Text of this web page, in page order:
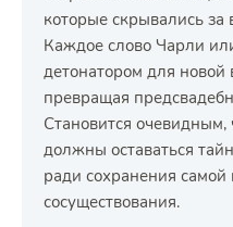
которые скрывались
Каждое слово Чарли
детонатором для
превращая
Становится очевидным,
должны оставаться
ради сохранения самой
сосуществования.